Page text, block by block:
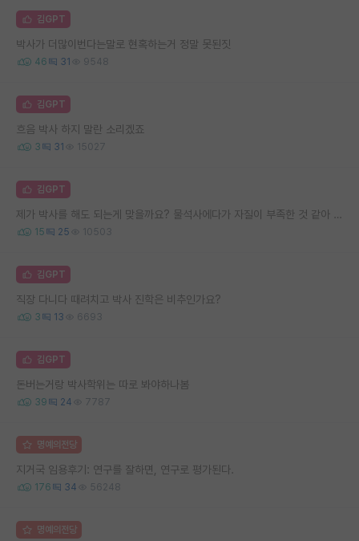
김GPT
박사가 더많이번다는말로 현혹하는거 정말 못된짓
46 31 9548
김GPT
흐음 박사 하지 말란 소리겠죠
3 31 15027
김GPT
제가 박사를 해도 되는게 맞을까요? 물석사에다가 자질이 부족한 것 같아 고민됩니다..
15 25 10503
김GPT
직장 다니다 때려치고 박사 진학은 비추인가요?
3 13 6693
김GPT
돈버는거랑 박사학위는 따로 봐야하나봄
39 24 7787
명예의전당
지거국 임용후기: 연구를 잘하면, 연구로 평가된다.
176 34 56248
명예의전당